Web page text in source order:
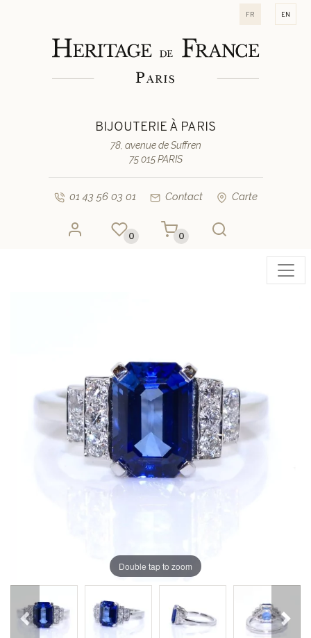
fr en
BIJOUTERIE À PARIS
78, avenue de Suffren
75 015 PARIS
01 43 56 03 01 Contact Carte
0 0
Double tap to zoom
Précédent